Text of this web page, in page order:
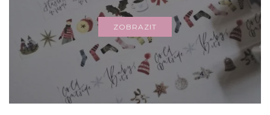
ZOBRAZIT